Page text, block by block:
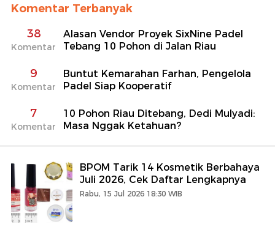
Komentar Terbanyak
38
Komentar
Alasan Vendor Proyek SixNine Padel
Tebang 10 Pohon di Jalan Riau
9
Komentar
Buntut Kemarahan Farhan, Pengelola
Padel Siap Kooperatif
7
Komentar
10 Pohon Riau Ditebang, Dedi Mulyadi:
Masa Nggak Ketahuan?
BPOM Tarik 14 Kosmetik Berbahaya
Juli 2026, Cek Daftar Lengkapnya
Rabu, 15 Jul 2026 18:30 WIB